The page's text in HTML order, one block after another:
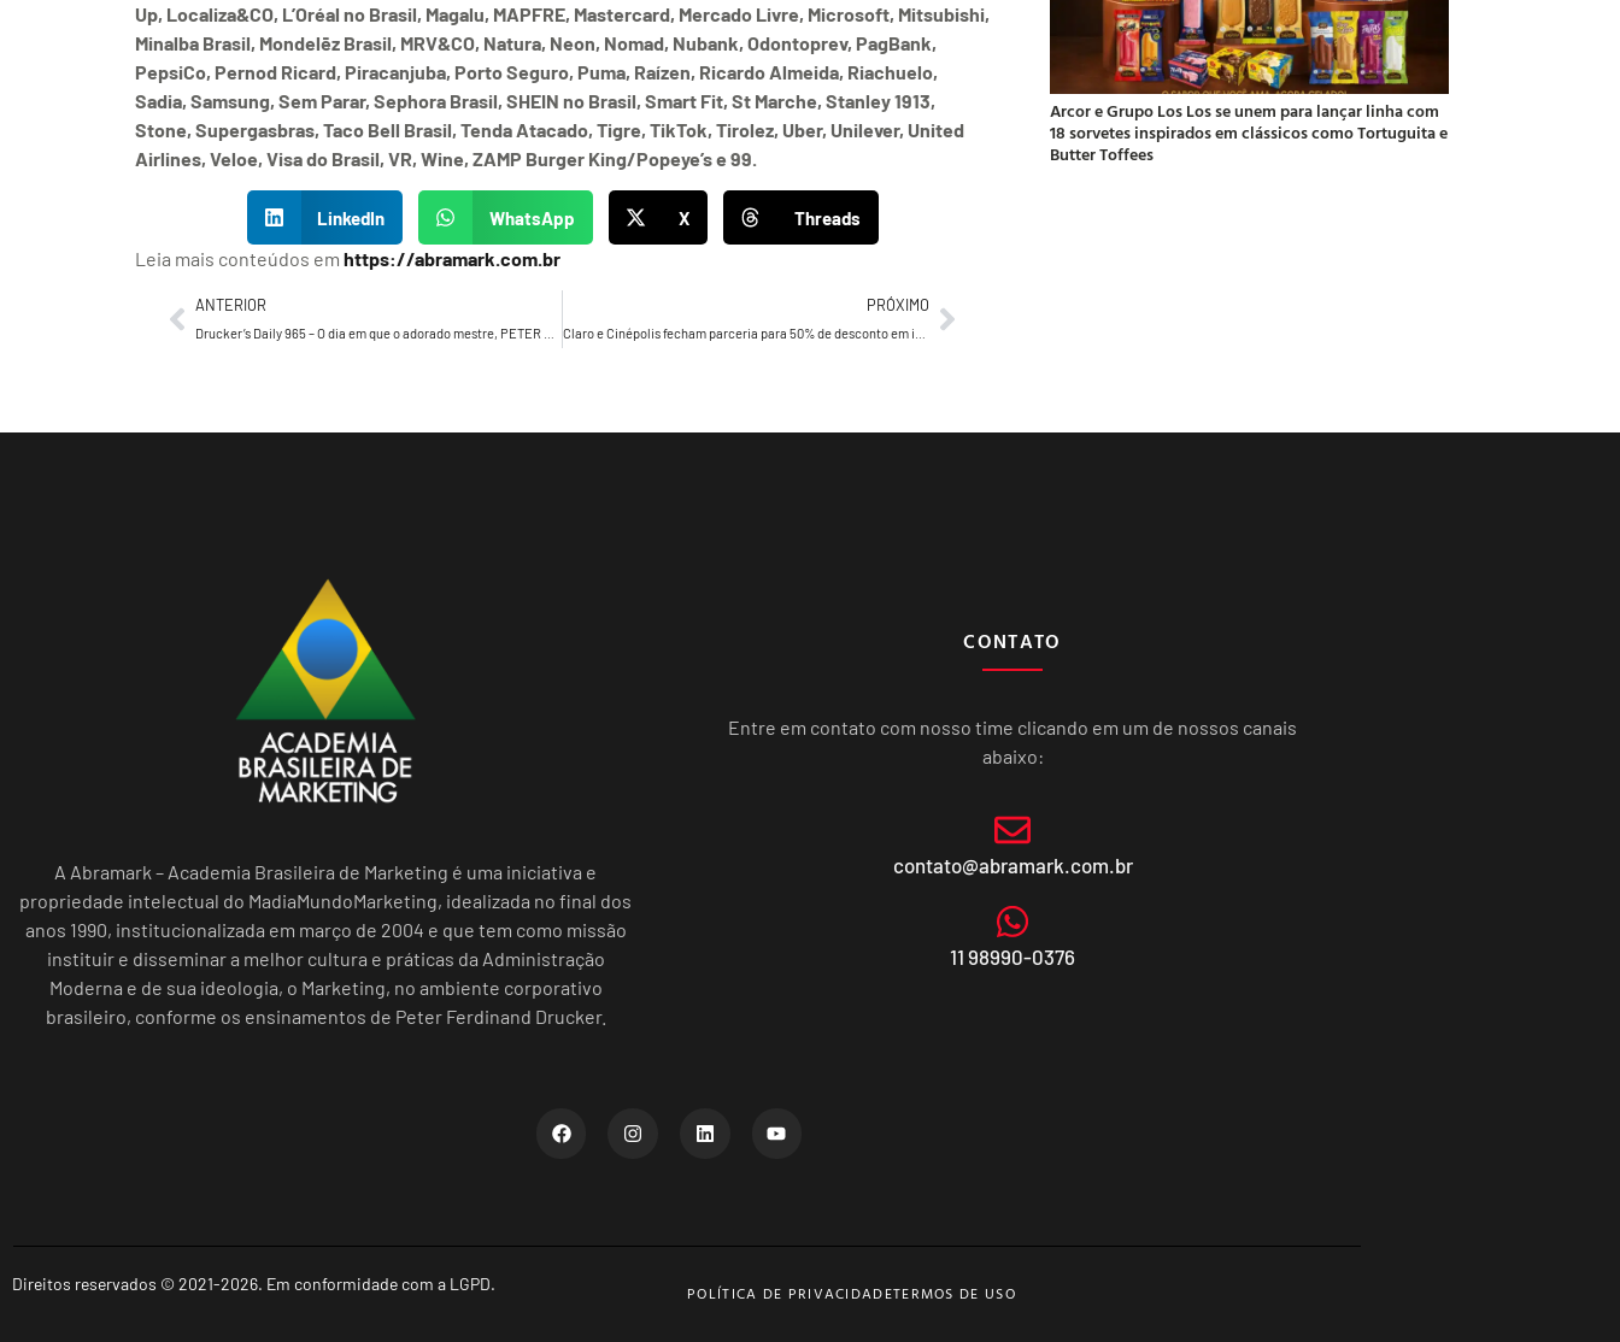
Up, Localiza&CO, L’Oréal no Brasil, Magalu, MAPFRE, Mastercard, Mercado Livre, Microsoft, Mitsubishi,
Minalba Brasil, Mondelēz Brasil, MRV&CO, Natura, Neon, Nomad, Nubank, Odontoprev, PagBank,
PepsiCo, Pernod Ricard, Piracanjuba, Porto Seguro, Puma, Raízen, Ricardo Almeida, Riachuelo,
Sadia, Samsung, Sem Parar, Sephora Brasil, SHEIN no Brasil, Smart Fit, St Marche, Stanley 1913,
Stone, Supergasbras, Taco Bell Brasil, Tenda Atacado, Tigre, TikTok, Tirolez, Uber, Unilever, United
Airlines, Veloe, Visa do Brasil, VR, Wine, ZAMP Burger King/Popeye’s e 99.
LinkedIn WhatsApp X Threads
Leia mais conteúdos em https://abramark.com.br
ANTERIOR PRÓXIMO
Arcor e Grupo Los Los se unem para lançar linha com
18 sorvetes inspirados em clássicos como Tortuguita e
Butter Toffees
A Abramark – Academia Brasileira de Marketing é uma iniciativa e
propriedade intelectual do MadiaMundoMarketing, idealizada no final dos
anos 1990, institucionalizada em março de 2004 e que tem como missão
instituir e disseminar a melhor cultura e práticas da Administração
Moderna e de sua ideologia, o Marketing, no ambiente corporativo
brasileiro, conforme os ensinamentos de Peter Ferdinand Drucker.
CONTATO
Entre em contato com nosso time clicando em um de nossos canais
abaixo:
contato@abramark.com.br
11 98990-0376
Direitos reservados © 2021-2026. Em conformidade com a LGPD. POLÍTICA DE PRIVACIDADETERMOS DE USO